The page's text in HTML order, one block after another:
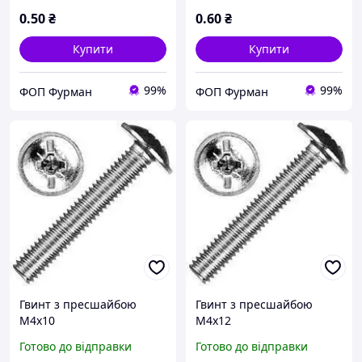
0.50₴
Купити
ФОП Фурман 99%
0.60₴
Купити
ФОП Фурман 99%
Гвинт з пресшайбою
М4х10
Готово до відправки
Гвинт з пресшайбою
М4х12
Готово до відправки